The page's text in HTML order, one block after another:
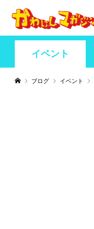
イベント
ブログ イベント